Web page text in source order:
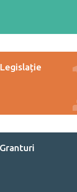
Legislație
Granturi